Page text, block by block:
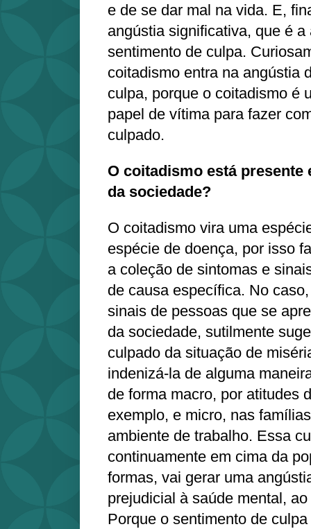
e de se dar mal na vida. E,
angústia significativa, que é a
sentimento de culpa.
coitadismo entra na angústia
culpa, porque o coitadismo é
papel de vítima para fazer
culpado.
O coitadismo está presente
da sociedade?
O coitadismo vira uma
espécie de doença, por isso
a coleção de sintomas e
de causa específica. No
sinais de pessoas que se
da sociedade, sutilmente
culpado da situação de
indenizá-la de alguma
de forma macro, por atitudes
exemplo, e micro, nas
ambiente de trabalho. Essa
continuamente em cima da
formas, vai gerar uma
prejudicial à saúde mental,
Porque o sentimento de